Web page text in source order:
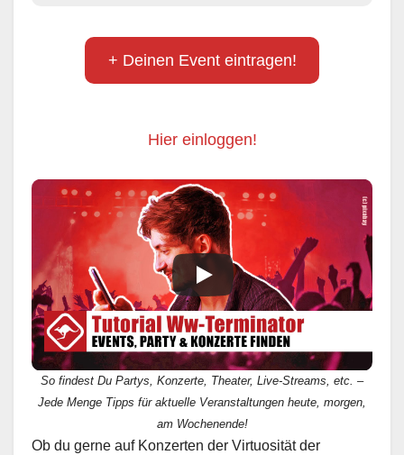
+ Deinen Event eintragen!
Hier einloggen!
So findest Du Partys, Konzerte, Theater, Live-Streams, etc. –
Jede Menge Tipps für aktuelle Veranstaltungen heute, morgen,
am Wochenende!
Ob du gerne auf Konzerten der Virtuosität der